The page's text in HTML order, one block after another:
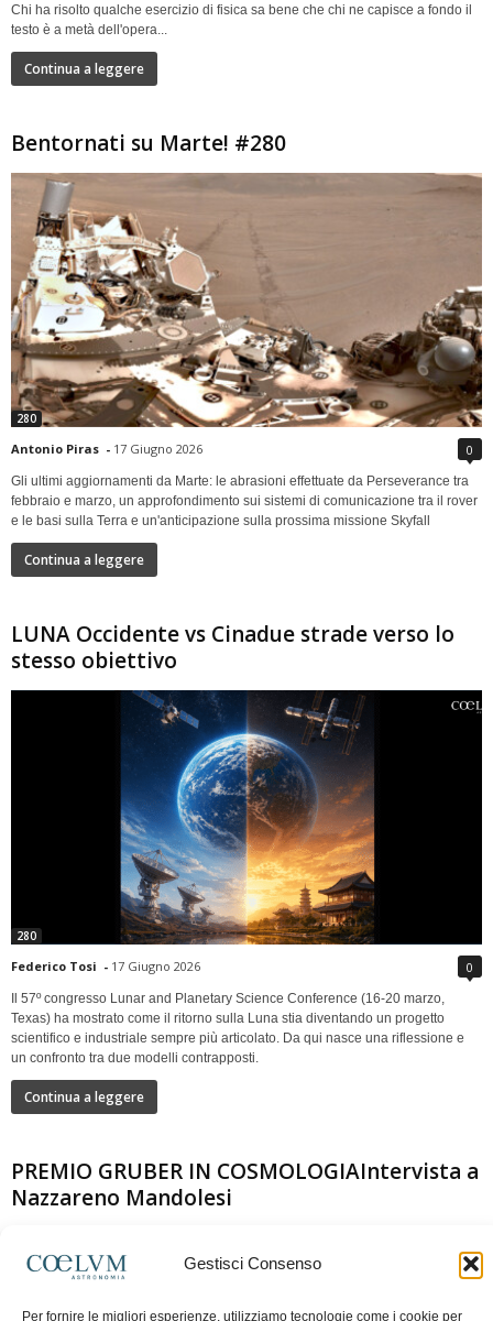
Gestisci Consenso
Per fornire le migliori esperienze, utilizziamo tecnologie come i cookie per
Chi ha risolto qualche esercizio di fisica sa bene che chi ne capisce a fondo il
testo è a metà dell'opera...
Continua a leggere
Bentornati su Marte! #280
280
Antonio Piras - 17 Giugno 2026 0
Gli ultimi aggiornamenti da Marte: le abrasioni effettuate da Perseverance tra
febbraio e marzo, un approfondimento sui sistemi di comunicazione tra il rover
e le basi sulla Terra e un'anticipazione sulla prossima missione Skyfall
Continua a leggere
LUNA Occidente vs Cinadue strade verso lo
stesso obiettivo
280
Federico Tosi - 17 Giugno 2026 0
Il 57º congresso Lunar and Planetary Science Conference (16-20 marzo,
Texas) ha mostrato come il ritorno sulla Luna stia diventando un progetto
scientifico e industriale sempre più articolato. Da qui nasce una riflessione e
un confronto tra due modelli contrapposti.
Continua a leggere
PREMIO GRUBER IN COSMOLOGIAIntervista a
Nazzareno Mandolesi